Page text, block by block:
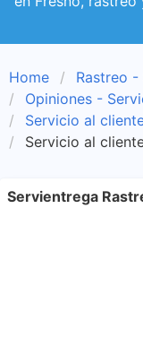
Home
Rastreo -
Opiniones -
Servicio al
Servicio al
Servientrega